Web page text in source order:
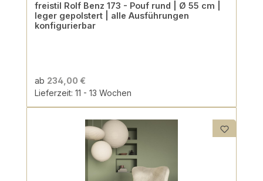
freistil Rolf Benz 173 - Pouf rund | Ø 55 cm |
leger gepolstert | alle Ausführungen
konfigurierbar
ab 234,00 €
Lieferzeit: 11 - 13 Wochen